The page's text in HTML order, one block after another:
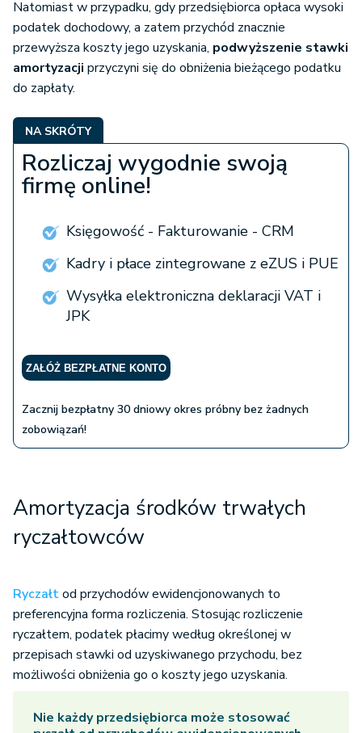
Natomiast w przypadku, gdy przedsiębiorca opłaca wysoki
podatek dochodowy, a zatem przychód znacznie
przewyższa koszty jego uzyskania, podwyższenie stawki
amortyzacji przyczyni się do obniżenia bieżącego podatku
do zapłaty.
NA SKRÓTY
Rozliczaj wygodnie swoją
firmę online!
Księgowość - Fakturowanie - CRM
Kadry i płace zintegrowane z eZUS i PUE
Wysyłka elektroniczna deklaracji VAT i
JPK
ZAŁÓŻ BEZPŁATNE KONTO
Zacznij bezpłatny 30 dniowy okres próbny bez żadnych
zobowiązań!
Amortyzacja środków trwałych
ryczałtowców
Ryczałtod przychodów ewidencjonowanych to
preferencyjna forma rozliczenia. Stosując rozliczenie
ryczałtem, podatek płacimy według określonej w
przepisach stawki od uzyskiwanego przychodu, bez
możliwości obniżenia go o koszty jego uzyskania.
Nie każdy przedsiębiorca może stosować